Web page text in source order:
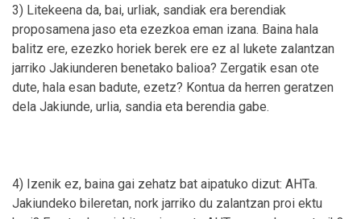
3) Litekeena da, bai, urliak, sandiak era berendiak
proposamena jaso eta ezezkoa eman izana. Baina hala
balitz ere, ezezko horiek berek ere ez al lukete zalantzan
jarriko Jakiunderen benetako balioa? Zergatik esan ote
dute, hala esan badute, ezetz? Kontua da herren geratzen
dela Jakiunde, urlia, sandia eta berendia gabe.
4) Izenik ez, baina gai zehatz bat aipatuko dizut: AHTa.
Jakiundeko bileretan, nork jarriko du zalantzan proi ektu